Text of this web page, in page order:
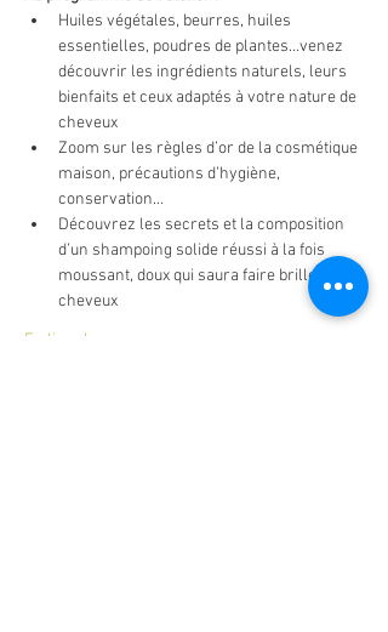
Huiles végétales, beurres, huiles
essentielles, poudres de plantes…venez
découvrir les ingrédients naturels, leurs
bienfaits et ceux adaptés à votre nature de
cheveux
Zoom sur les règles d’or de la cosmétique
maison, précautions d’hygiène,
conservation…
Découvrez les secrets et la composition
d’un shampoing solide réussi à la fois
moussant, doux qui saura faire briller vos
cheveux
En lire plus >